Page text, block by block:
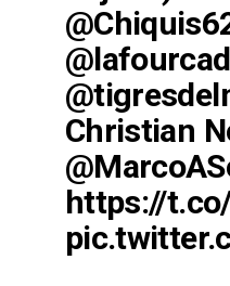
Christian
https://